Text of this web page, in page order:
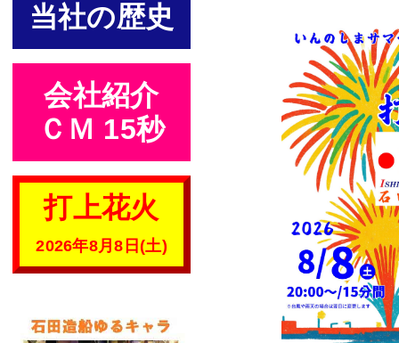
当社の歴史
会社紹介
ＣＭ 15秒
打上花火
2026年8月8日(土)